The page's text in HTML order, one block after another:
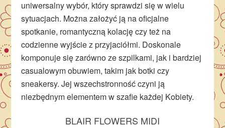
uniwersalny wybór, który sprawdzi się w wielu
sytuacjach. Można założyć ją na oficjalne
spotkanie, romantyczną kolację czy też na
codzienne wyjście z przyjaciółmi. Doskonale
komponuje się zarówno ze szpilkami, jak i bardziej
casualowym obuwiem, takim jak botki czy
sneakersy. Jej wszechstronność czyni ją
niezbędnym elementem w szafie każdej Kobiety.
BLAIR FLOWERS MIDI